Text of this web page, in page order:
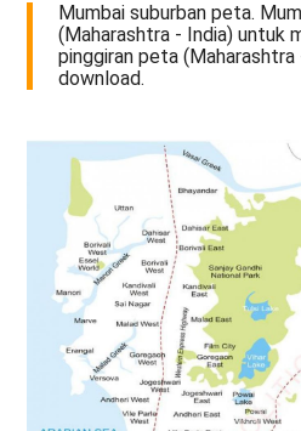
Mumbai suburban peta.
(Maharashtra - India) untuk
pinggiran peta
download.